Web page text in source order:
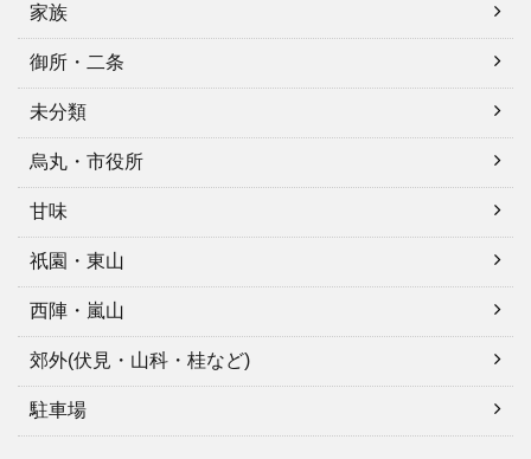
家族
御所・二条
未分類
烏丸・市役所
甘味
祇園・東山
西陣・嵐山
郊外(伏見・山科・桂など)
駐車場